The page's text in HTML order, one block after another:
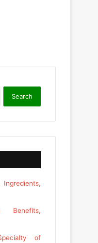
Benefits,
of